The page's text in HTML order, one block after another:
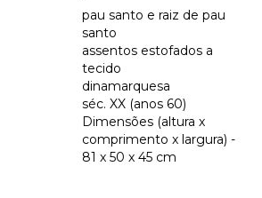
pau santo e raiz de pau
santo
assentos estofados a
tecido
dinamarquesa
séc. XX (anos 60)
Dimensões (altura x
comprimento x largura) -
81 x 50 x 45 cm